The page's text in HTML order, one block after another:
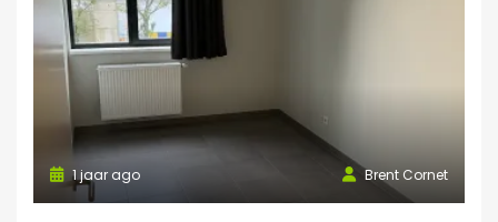
Brent Cornet
1 jaar ago